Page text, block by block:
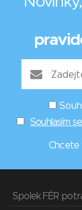
Souhlasím
Chcete
Spolek FÉR